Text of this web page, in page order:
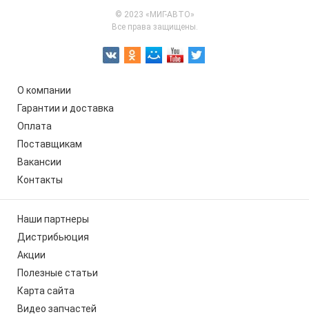
© 2023 «МИГ-АВТО»
Все права защищены.
О компании
Гарантии и доставка
Оплата
Поставщикам
Вакансии
Контакты
Наши партнеры
Дистрибьюция
Акции
Полезные статьи
Карта сайта
Видео запчастей